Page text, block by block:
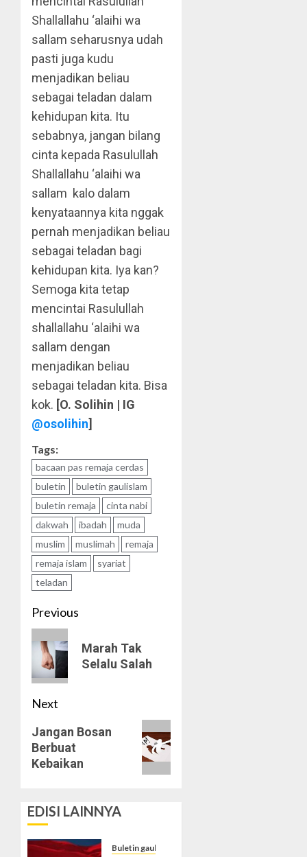
Shallallahu ‘alaihi wa
sallam seharusnya udah
pasti juga kudu
menjadikan beliau
sebagai teladan dalam
kehidupan kita. Itu
sebabnya, jangan bilang
cinta kepada Rasulullah
Shallallahu ‘alaihi wa
sallam kalo dalam
kenyataannya kita nggak
pernah menjadikan beliau
sebagai teladan bagi
kehidupan kita. Iya kan?
Semoga kita tetap
mencintai Rasulullah
shallallahu ‘alaihi wa
sallam dengan
menjadikan beliau
sebagai teladan kita. Bisa
kok. [O. Solihin | IG
@osolihin]
Tags:
bacaan pas remaja cerdas
buletin
buletin gaulislam
buletin remaja
cinta nabi
dakwah
ibadah
muda
muslim
muslimah
remaja
remaja islam
syariat
teladan
Post
navigation
Previous
Previous
post:
Marah Tak
Selalu Salah
Next
Next
post:
Jangan Bosan
Berbuat
Kebaikan
EDISI LAINNYA
Buletin gaulislam